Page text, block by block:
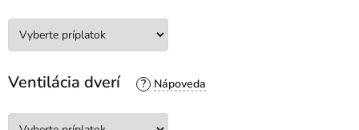
Ventilácia dverí ?